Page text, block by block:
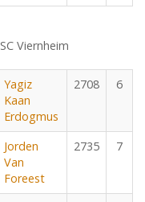
SC Viernheim
Yagiz
Kaan
Erdogmus
2708 6
Jorden
Van
Foreest
2735 7